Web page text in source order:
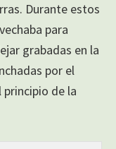
Durante estos
para
grabadas en la
por el
principio de la